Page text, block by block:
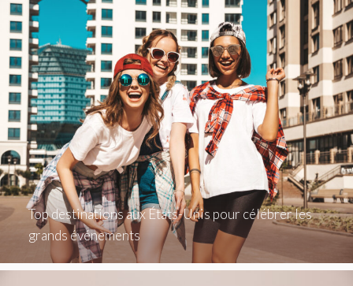
Top destinations aux États-Unis pour célébrer les
grands événements